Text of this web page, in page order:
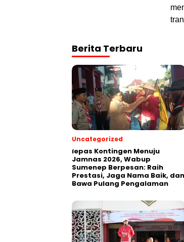
Berita Terbaru
Uncategorized
lepas Kontingen Menuju
Jamnas 2026, Wabup
Sumenep Berpesan: Raih
Prestasi, Jaga Nama Baik, dan
Bawa Pulang Pengalaman